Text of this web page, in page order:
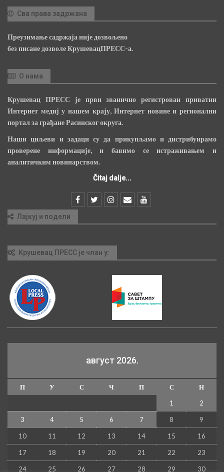
Сва права задржана
Преузимање садржаја није дозвољено
без писане дозволе КрушевацПРЕСС-а.
О нама
Крушевац ПРЕСС је први званично регистрован приватни
Интернет медиј у нашем крају, Интернет новине и регионални
портал за грађане Расинског округа.
Наши циљеви и задаци су да прикупљамо и дистрибуирамо
проверене информације, и бавимо се истраживањем и
аналитичким новинарством.
Čitaj dalje...
Лајкуј и подели
Крушевац ПРЕСС је члан у:
август 2026.
П У С Ч П С
Н
1
2
3 4 5 6 7 8 9
10 11 12 13 14 15 16
17 18 19 20 21 22 23
24 25 26 27 28 29 30